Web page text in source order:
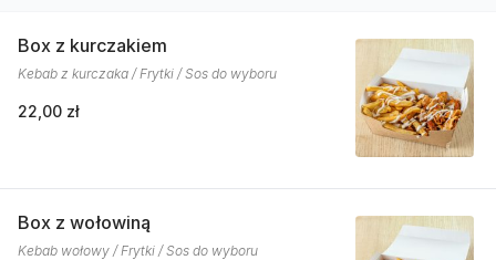
Box z kurczakiem
Kebab z kurczaka / Frytki / Sos do wyboru
22,00 zł
Box z wołowiną
Kebab wołowy / Frytki / Sos do wyboru